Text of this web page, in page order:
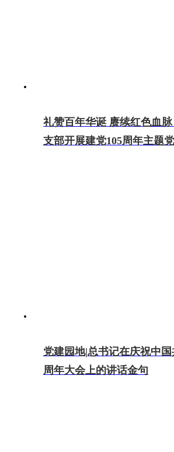
礼赞百年华诞 赓续红色血
支部开展建党105周年主题
党建园地|总书记在庆祝中
周年大会上的讲话金句